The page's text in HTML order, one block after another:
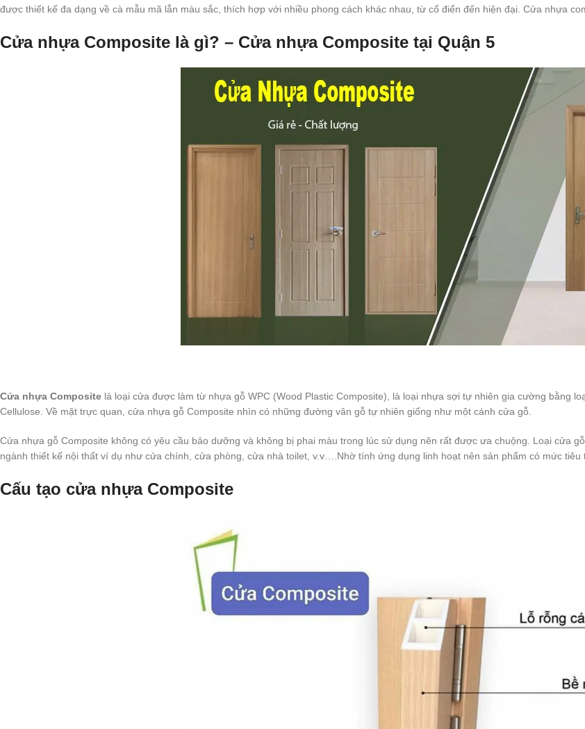
được thiết kế đa dạng về cà mẫu mã lẫn màu sắc, thích hợp với nhiều phong cách khác nhau, từ cổ điển đến hiện đại. Cửa nhựa
Cửa nhựa Composite là gì? – Cửa nhựa Composite tại Quận 5
Cửa nhựa Composite là loại cửa được làm từ nhựa gỗ WPC (Wood Plastic Composite), là loại nhựa sợi tự nhiên gia cường bằng
Cellulose. Về mặt trực quan, cửa nhựa gỗ Composite nhìn có những đường vân gỗ tự nhiên giống như một cánh cửa gỗ.
Cửa nhựa gỗ Composite không có yêu cầu bảo dưỡng và không bị phai màu trong lúc sử dụng nên rất được ưa chuộng. Loại cửa
ngành thiết kế nội thất ví dụ như cửa chính, cửa phòng, cửa nhà toilet, v.v….Nhờ tính ứng dụng linh hoạt nên sản phẩm có mức tiêu
Cấu tạo cửa nhựa Composite